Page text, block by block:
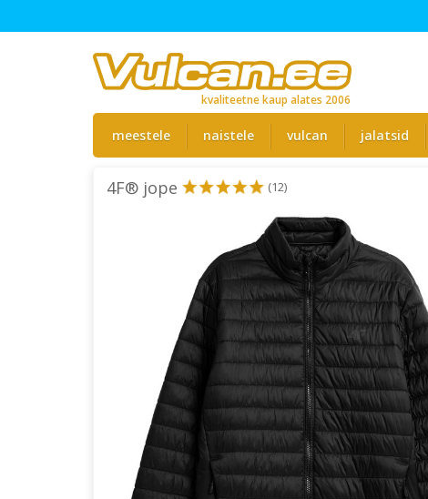
kvaliteetne kaup alates 2006
meestele naistele vulcan jalatsid
4F® jope (12)